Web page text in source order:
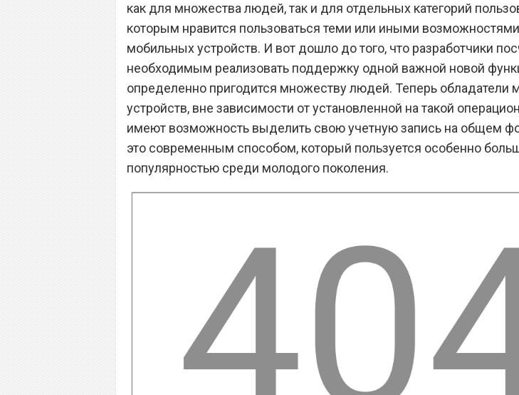
как для множества людей, так и для отдельных категорий
которым нравится пользоваться теми или иными
мобильных устройств. И вот дошло до того, что разработчики
необходимым реализовать поддержку одной важной новой
определенно пригодится множеству людей. Теперь обладатели
устройств, вне зависимости от установленной на такой
имеют возможность выделить свою учетную запись на общем
это современным способом, который пользуется особенно
популярностью среди молодого поколения.